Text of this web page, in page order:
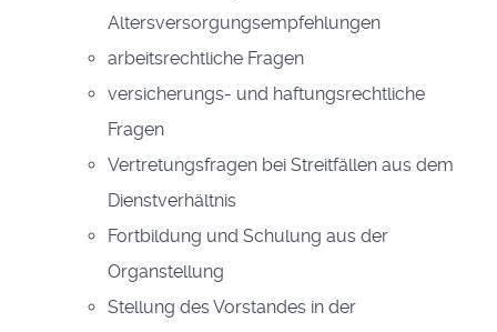
Altersversorgungsempfehlungen
arbeitsrechtliche Fragen
versicherungs- und haftungsrechtliche
Fragen
Vertretungsfragen bei Streitfällen aus dem
Dienstverhältnis
Fortbildung und Schulung aus der
Organstellung
Stellung des Vorstandes in der